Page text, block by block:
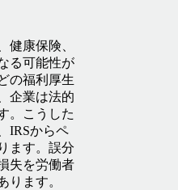
健康保険、
る可能性が
の福利厚生
企業は法的
。こうした
IRSからペ
ます。誤分
失を労働者
ります。